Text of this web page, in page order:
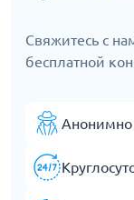
Свяжитесь с
бесплатной
Анонимно